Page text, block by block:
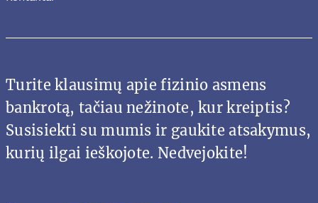
Turite klausimų apie fizinio asmens
bankrotą, tačiau nežinote, kur kreiptis?
Susisiekti su mumis ir gaukite atsakymus,
kurių ilgai ieškojote. Nedvejokite!